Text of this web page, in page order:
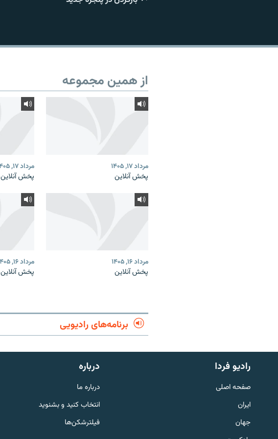
English
به ما بپیوندید
از همین مجموعه
مرداد ۱۷, ۱۴۰۵
پخش آنلاین
مرداد ۱۷, ۱۴۰۵
پخش آنلاین
مرداد ۱۶, ۱۴۰۵
پخش آنلاین
مرداد ۱۶, ۱۴۰۵
پخش آنلاین
برنامه‌های رادیویی
رادیو فردا
صفحه اصلی
ایران
جهان
درباره
درباره ما
انتخاب کنید و بشنوید
فیلترشکن‌ها